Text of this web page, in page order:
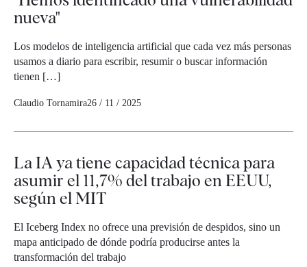
nueva"
Los modelos de inteligencia artificial que cada vez más personas
usamos a diario para escribir, resumir o buscar información
tienen […]
Claudio Tornamira26 / 11 / 2025
La IA ya tiene capacidad técnica para
asumir el 11,7% del trabajo en EEUU,
según el MIT
El Iceberg Index no ofrece una previsión de despidos, sino un
mapa anticipado de dónde podría producirse antes la
transformación del trabajo